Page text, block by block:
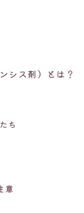
シス剤）とは？
ち
意